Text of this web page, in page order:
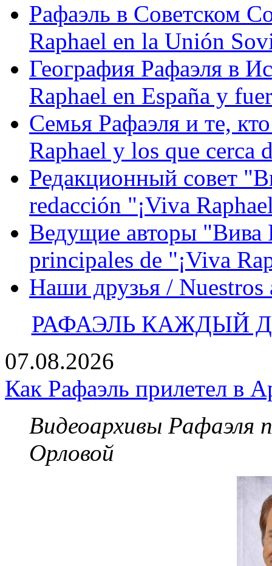
Рафаэль в Советском
Raphael en la Unión
География Рафаэля в
Raphael en España y
Семья Рафаэля и те,
Raphael y los que cerca
Редакционный совет
redacción "¡Viva
Ведущие авторы "Вива
principales de "¡Viva
Наши друзья / Nuestros
РАФАЭЛЬ КАЖДЫЙ
07.08.2026
Как Рафаэль прилетел в
Видеоархивы Рафаэля
Орловой